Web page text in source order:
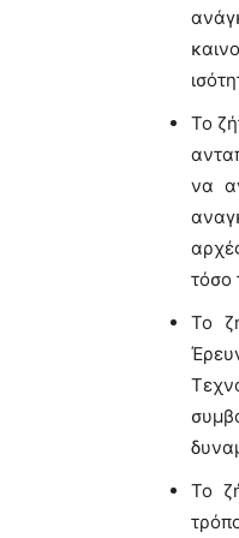
Το
να
τόσο
Το
Το